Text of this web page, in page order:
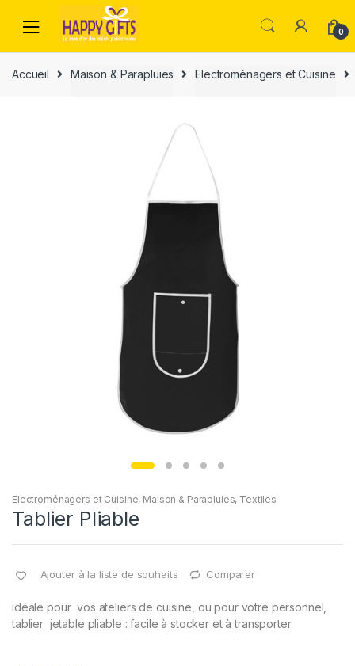
0
Accueil Maison & Parapluies Electroménagers et Cuisine
Electroménagers et Cuisine, Maison & Parapluies, Textiles
Tablier Pliable
Ajouter à la liste de souhaits Comparer
idéale pour vos ateliers de cuisine, ou pour votre personnel,
tablier jetable pliable : facile à stocker et à transporter